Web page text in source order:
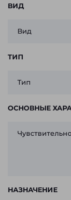
ВИД
Вид
ТИП
Тип
ОСНОВНЫЕ
НАЗНАЧЕНИЕ